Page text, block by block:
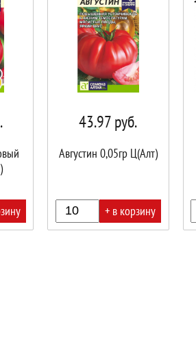
43.97руб.
Августин 0,05гр Ц(Алт)
+ в корзину